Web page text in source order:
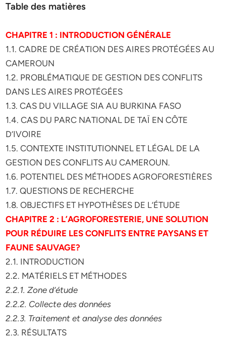
Table des matières
CHAPITRE 1 : INTRODUCTION GÉNÉRALE
1.1. CADRE DE CRÉATION DES AIRES PROTÉGÉES AU
CAMEROUN
1.2. PROBLÉMATIQUE DE GESTION DES CONFLITS
DANS LES AIRES PROTÉGÉES
1.3. CAS DU VILLAGE SIA AU BURKINA FASO
1.4. CAS DU PARC NATIONAL DE TAÏ EN CÔTE
D’IVOIRE
1.5. CONTEXTE INSTITUTIONNEL ET LÉGAL DE LA
GESTION DES CONFLITS AU CAMEROUN.
1.6. POTENTIEL DES MÉTHODES AGROFORESTIÈRES
1.7. QUESTIONS DE RECHERCHE
1.8. OBJECTIFS ET HYPOTHÈSES DE L’ÉTUDE
CHAPITRE 2 : L’AGROFORESTERIE, UNE SOLUTION
POUR RÉDUIRE LES CONFLITS ENTRE PAYSANS ET
FAUNE SAUVAGE?
2.1. INTRODUCTION
2.2. MATÉRIELS ET MÉTHODES
2.2.1. Zone d’étude
2.2.2. Collecte des données
2.2.3. Traitement et analyse des données
2.3. RÉSULTATS